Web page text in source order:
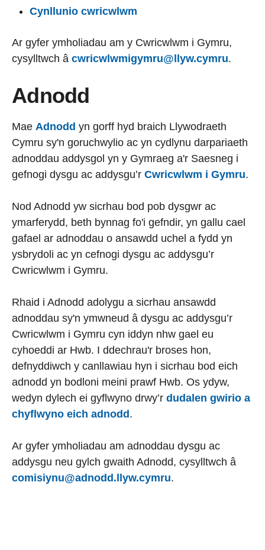
Cynllunio cwricwlwm
Ar gyfer ymholiadau am y Cwricwlwm i Gymru,
cysylltwch â cwricwlwmigymru@llyw.cymru.
Adnodd
Mae Adnodd yn gorff hyd braich Llywodraeth
Cymru sy'n goruchwylio ac yn cydlynu darpariaeth
adnoddau addysgol yn y Gymraeg a'r Saesneg i
gefnogi dysgu ac addysgu’r Cwricwlwm i Gymru.
Nod Adnodd yw sicrhau bod pob dysgwr ac
ymarferydd, beth bynnag fo'i gefndir, yn gallu cael
gafael ar adnoddau o ansawdd uchel a fydd yn
ysbrydoli ac yn cefnogi dysgu ac addysgu’r
Cwricwlwm i Gymru.
Rhaid i Adnodd adolygu a sicrhau ansawdd
adnoddau sy'n ymwneud â dysgu ac addysgu’r
Cwricwlwm i Gymru cyn iddyn nhw gael eu
cyhoeddi ar Hwb. I ddechrau'r broses hon,
defnyddiwch y canllawiau hyn i sicrhau bod eich
adnodd yn bodloni meini prawf Hwb. Os ydyw,
wedyn dylech ei gyflwyno drwy’r dudalen gwirio a
chyflwyno eich adnodd.
Ar gyfer ymholiadau am adnoddau dysgu ac
addysgu neu gylch gwaith Adnodd, cysylltwch â
comisiynu@adnodd.llyw.cymru.